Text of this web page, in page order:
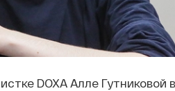
DOXA Алле Гутниковой